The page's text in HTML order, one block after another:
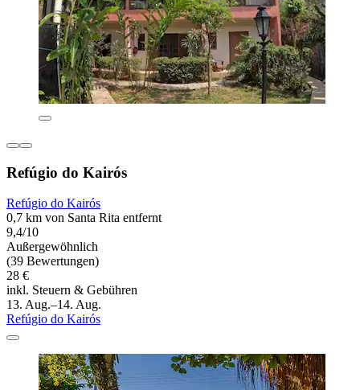
Refúgio do Kairós
Refúgio do Kairós
0,7 km von Santa Rita entfernt
9,4/10
Außergewöhnlich
(39 Bewertungen)
28 €
inkl. Steuern & Gebühren
13. Aug.–14. Aug.
Refúgio do Kairós